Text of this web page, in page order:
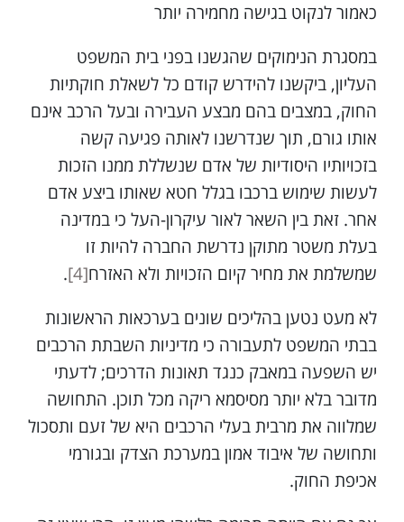
כאמור לנקוט בגישה מחמירה יותר
במסגרת הנימוקים שהגשנו בפני בית המשפט
העליון, ביקשנו להידרש קודם כל לשאלת חוקתיות
החוק, במצבים בהם מבצע העבירה ובעל הרכב אינם
אותו גורם, תוך שנדרשנו לאותה פגיעה קשה
בזכויותיו היסודיות של אדם שנשללת ממנו הזכות
לעשות שימוש ברכבו בגלל חטא שאותו ביצע אדם
אחר. זאת בין השאר לאור עיקרון-העל כי במדינה
בעלת משטר מתוקן נדרשת החברה להיות זו
שמשלמת את מחיר קיום הזכויות ולא האזרח[4]
.
לא מעט נטען בהליכים שונים בערכאות הראשונות
בבתי המשפט לתעבורה כי מדיניות השבתת הרכבים
יש השפעה במאבק כנגד תאונות הדרכים; לדעתי
מדובר בלא יותר מסיסמא ריקה מכל תוכן. התחושה
שמלווה את מרבית בעלי הרכבים היא של זעם ותסכול
ותחושה של איבוד אמון במערכת הצדק ובגורמי
אכיפת החוק.